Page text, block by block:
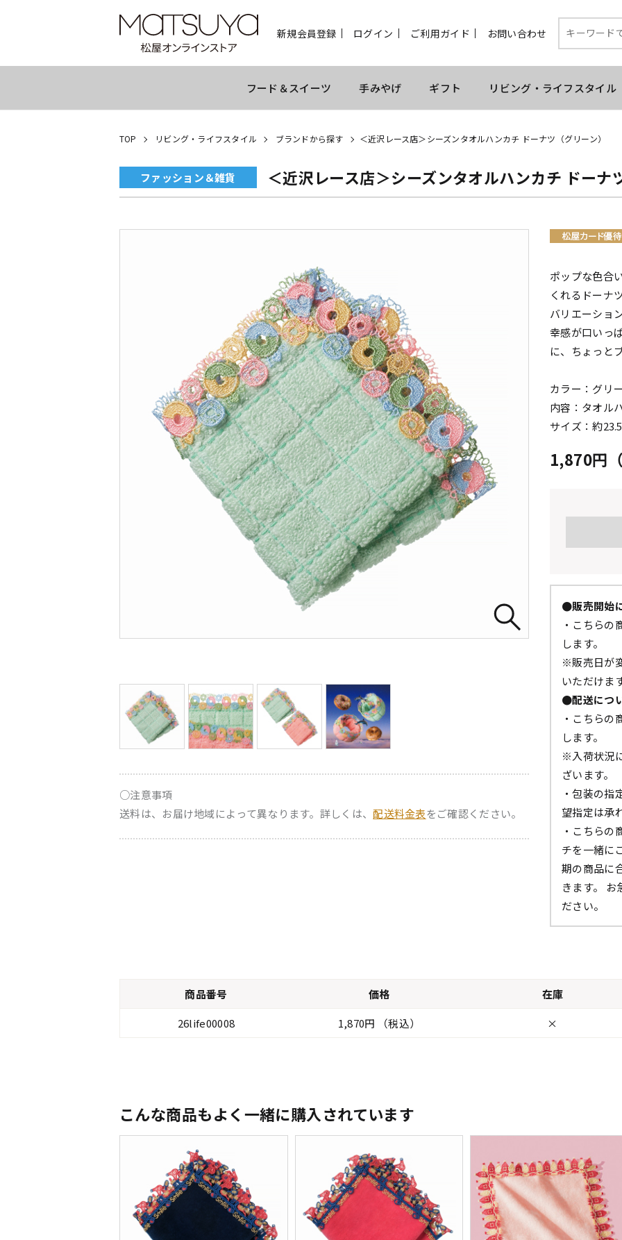
新規会員登録 ログイン ご利用ガイド お問い合わせ
フード＆スイーツ 手みやげ ギフト リビング・ライフスタイル
TOP リビング・ライフスタイル ブランドから探す ＜近沢レース店＞シーズンタオルハンカチ ドーナツ（グリーン）
ファッション＆雑貨 ＜近沢レース店＞シーズンタオルハンカチ ドーナ
○注意事項
送料は、お届け地域によって異なります。詳しくは、配送料金表をご確認ください。
ポップな色合
くれるドーナ
バリエーショ
幸感が口いっ
に、ちょっと
カラー：グリ
内容：タオル
サイズ：約
1,870円
●販売開始
・こちらの
します。
※販売日が
いただけま
●配送につ
・こちらの
します。
※入荷状況
ざいます。
・包装の指
望指定は承
・こちらの
チを一緒に
期の商品に
きます。
ださい。
商品番号 価格
在庫
26life00008
1,870円 （税込） ×
こんな商品もよく一緒に購入されています